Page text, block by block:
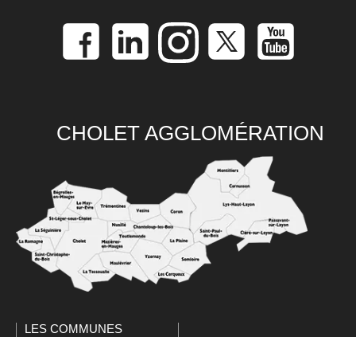
CHOLET AGGLOMÉRATION
LES COMMUNES